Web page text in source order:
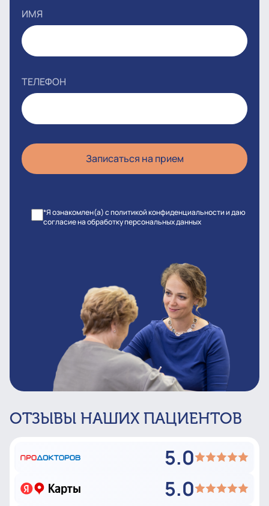
ИМЯ
ТЕЛЕФОН
*Я ознакомлен(а) с политикой конфиденциальности и даю
согласие на обработку персональных данных
ОТЗЫВЫ НАШИХ ПАЦИЕНТОВ
5.0
5.0